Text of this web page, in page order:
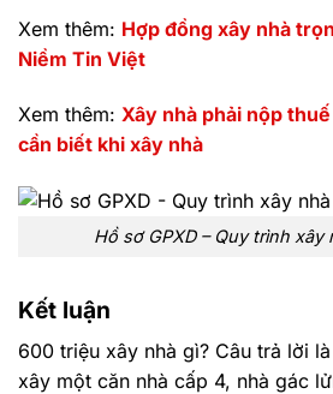
Xem thêm: Hợp đồng xây nhà
Niềm Tin Việt
Xem thêm: Xây nhà phải nộp
cần biết khi xây nhà
Hồ sơ GPXD – Quy trình xây
Kết luận
600 triệu xây nhà gì? Câu trả lời
xây một căn nhà cấp 4, nhà gác